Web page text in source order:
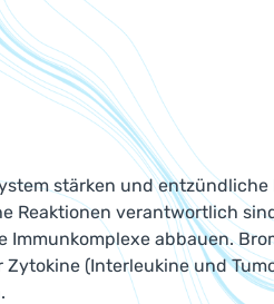
stärken und
Reaktionen verantwortlich
abbauen.
(Interleukine und